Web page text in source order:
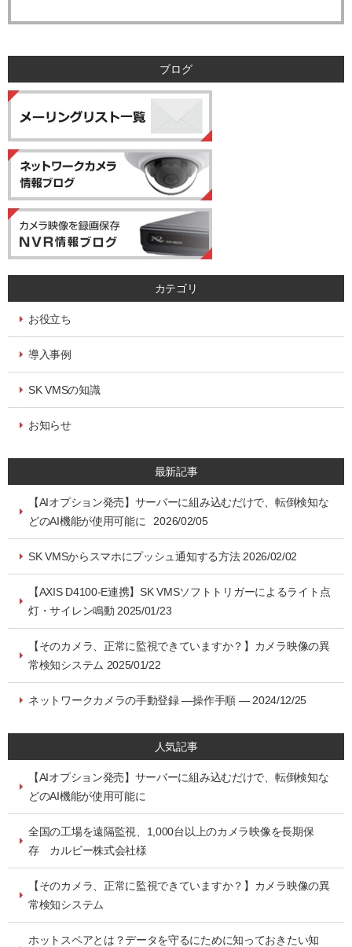
個人情報保護管理者：管理本部 駒場 諭
ブログ
カテゴリ
お役立ち
導入事例
SK VMSの知識
お知らせ
最新記事
【AIオプション発売】サーバーに組み込むだけで、転倒検知な
どのAI機能が使用可能に 2026/02/05
SK VMSからスマホにプッシュ通知する方法 2026/02/02
【AXIS D4100-E連携】SK VMSソフトトリガーによるライト点
灯・サイレン鳴動 2025/01/23
【そのカメラ、正常に監視できていますか？】カメラ映像の異
常検知システム 2025/01/22
ネットワークカメラの手動登録 ―操作手順 ― 2024/12/25
人気記事
【AIオプション発売】サーバーに組み込むだけで、転倒検知な
どのAI機能が使用可能に
全国の工場を遠隔監視、1,000台以上のカメラ映像を長期保
存 カルビー株式会社様
【そのカメラ、正常に監視できていますか？】カメラ映像の異
常検知システム
ホットスペアとは？データを守るにために知っておきたい知